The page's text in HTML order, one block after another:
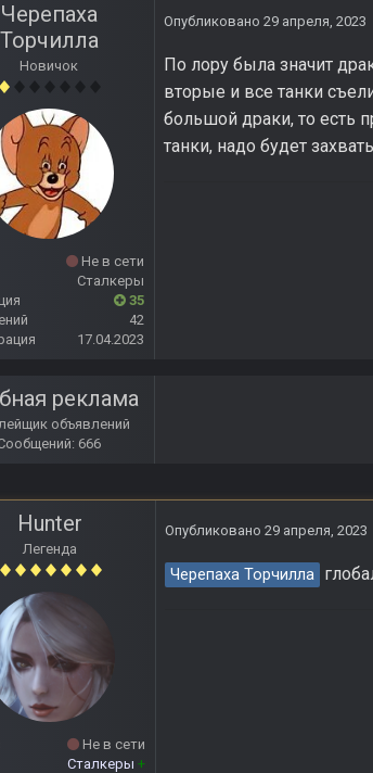
Черепаха
Торчилла
Новичок
Не в сети
Сталкеры
35
42
17.04.2023
Опубликовано 29 апреля, 2023
По лору была значит
вторые и все танки
большой драки, то есть
танки, надо будет
реклама
объявлений
666
Hunter
Легенда
Не в сети
Сталкеры +
Опубликовано 29 апреля, 2023
Черепаха Торчилла